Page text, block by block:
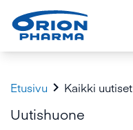
Etusivu  Kaikki uutiset
Uutishuone